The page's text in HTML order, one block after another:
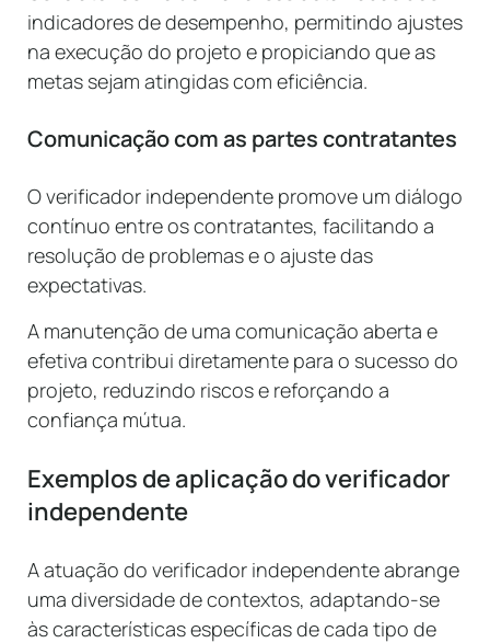
indicadores de desempenho, permitindo ajustes
na execução do projeto e propiciando que as
metas sejam atingidas com eficiência.
Comunicação com as partes contratantes
O verificador independente promove um diálogo
contínuo entre os contratantes, facilitando a
resolução de problemas e o ajuste das
expectativas.
A manutenção de uma comunicação aberta e
efetiva contribui diretamente para o sucesso do
projeto, reduzindo riscos e reforçando a
confiança mútua.
Exemplos de aplicação do verificador
independente
A atuação do verificador independente abrange
uma diversidade de contextos, adaptando-se
às características específicas de cada tipo de